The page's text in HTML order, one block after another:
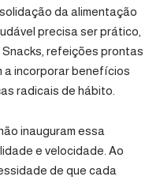
da alimentação
precisa ser prático,
refeições prontas
a incorporar benefícios
radicais de hábito.
inauguram essa
e velocidade. Ao
de que cada